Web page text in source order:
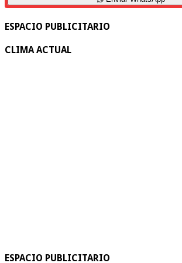
ESPACIO PUBLICITARIO
CLIMA ACTUAL
ESPACIO PUBLICITARIO